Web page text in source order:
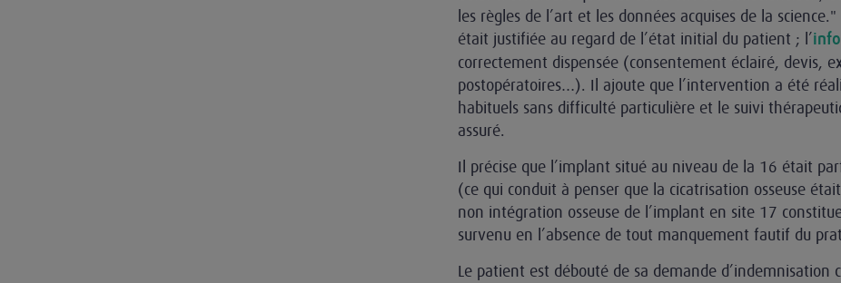
les règles de l’art et les données acquises de la
était justifiée au regard de l’état initial du patient ; l’
correctement dispensée (consentement éclairé, devis,
postopératoires…). Il ajoute que l’intervention a été
habituels sans difficulté particulière et le suivi
assuré.
Il précise que l’implant situé au niveau de la 16 était
(ce qui conduit à penser que la cicatrisation osseuse
non intégration osseuse de l’implant en site 17
survenu en l’absence de tout manquement fautif du
Le patient est débouté de sa demande d’indemnisation